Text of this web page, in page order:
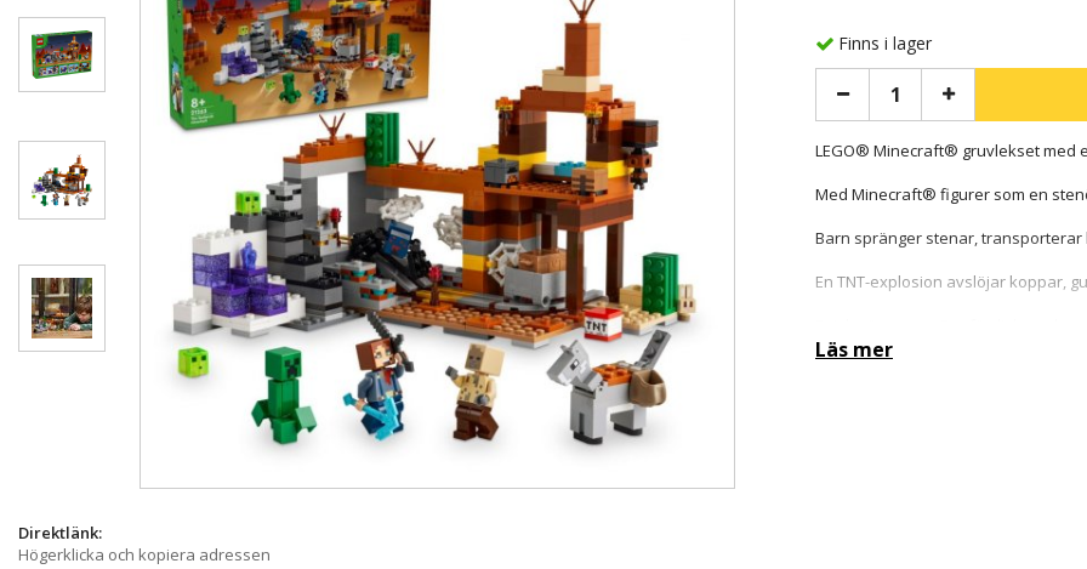
Finns i lager
LEGO® Minecraft® gruvlekset med
Med Minecraft® figurer som en
Barn spränger stenar,
En TNT-explosion avslöjar koppar,
Läs mer
Direktlänk:
Högerklicka och kopiera adressen